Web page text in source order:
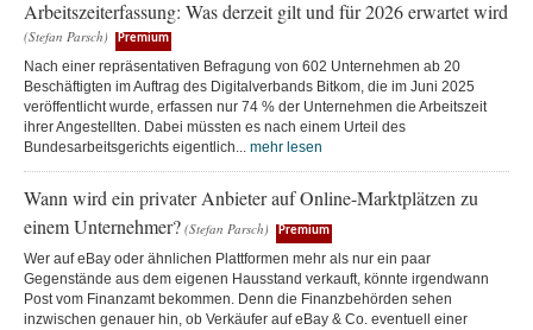
Arbeitszeiterfassung: Was derzeit gilt und für 2026 erwartet wird
(Stefan Parsch) Premium
Nach einer repräsentativen Befragung von 602 Unternehmen ab 20
Beschäftigten im Auftrag des Digitalverbands Bitkom, die im Juni 2025
veröffentlicht wurde, erfassen nur 74 % der Unternehmen die Arbeitszeit
ihrer Angestellten. Dabei müssten es nach einem Urteil des
Bundesarbeitsgerichts eigentlich... mehr lesen
Wann wird ein privater Anbieter auf Online-Marktplätzen zu
einem Unternehmer? (Stefan Parsch) Premium
Wer auf eBay oder ähnlichen Plattformen mehr als nur ein paar
Gegenstände aus dem eigenen Hausstand verkauft, könnte irgendwann
Post vom Finanzamt bekommen. Denn die Finanzbehörden sehen
inzwischen genauer hin, ob Verkäufer auf eBay & Co. eventuell einer